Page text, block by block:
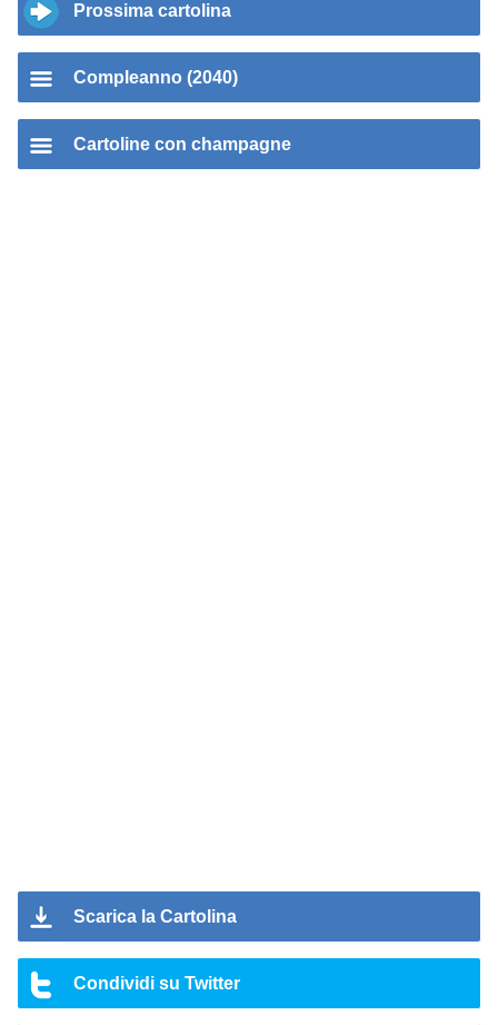
Prossima cartolina
Compleanno (2040)
Cartoline con champagne
Scarica la Cartolina
Condividi su Twitter